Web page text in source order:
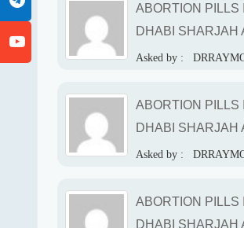
ABORTION PILLS
DHABI SHARJAH
Asked by :
ABORTION PILLS
DHABI SHARJAH
Asked by :
ABORTION PILLS
DHABI SHARJAH